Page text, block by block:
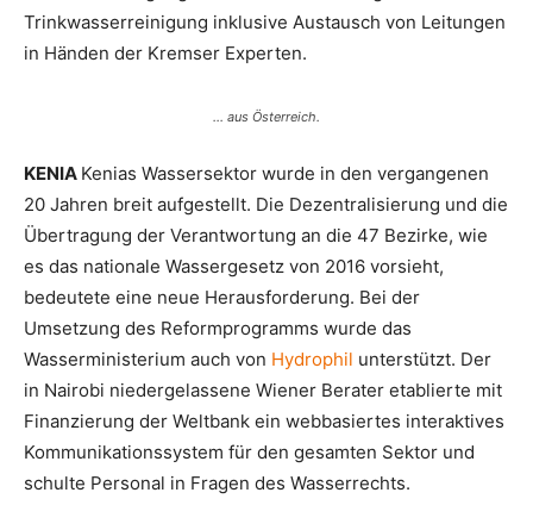
Trinkwasserreinigung inklusive Austausch von Leitungen
in Händen der Kremser Experten.
… aus Österreich.
KENIA Kenias Wassersektor wurde in den vergangenen
20 Jahren breit aufgestellt. Die Dezentralisierung und die
Übertragung der Verantwortung an die 47 Bezirke, wie
es das nationale Wassergesetz von 2016 vorsieht,
bedeutete eine neue Herausforderung. Bei der
Umsetzung des Reformprogramms wurde das
Wasserministerium auch von Hydrophil unterstützt. Der
in Nairobi niedergelassene Wiener Berater etablierte mit
Finanzierung der Weltbank ein webbasiertes interaktives
Kommunikationssystem für den gesamten Sektor und
schulte Personal in Fragen des Wasserrechts.